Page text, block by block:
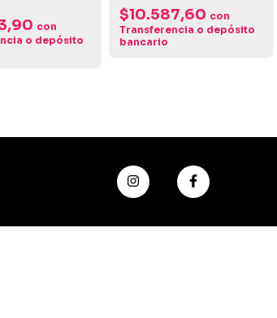
con
o depósito
$10.587,60 con
Transferencia o depósito
bancario